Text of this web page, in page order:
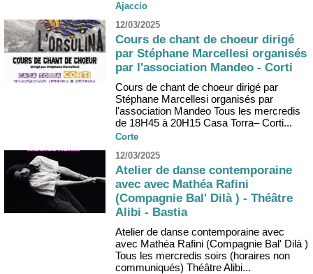
Ajaccio
12/03/2025
Cours de chant de choeur dirigé
par Stéphane Marcellesi organisés
par l'association Mandeo - Corti
Cours de chant de choeur dirigé par
Stéphane Marcellesi organisés par
l'association Mandeo Tous les mercredis
de 18H45 à 20H15 Casa Torra– Corti...
Corte
12/03/2025
Atelier de danse contemporaine
avec avec Mathéa Rafini
(Compagnie Bal' Dilà ) - Théâtre
Alibi - Bastia
Atelier de danse contemporaine avec
avec Mathéa Rafini (Compagnie Bal' Dilà )
Tous les mercredis soirs (horaires non
communiqués) Théâtre Alibi...